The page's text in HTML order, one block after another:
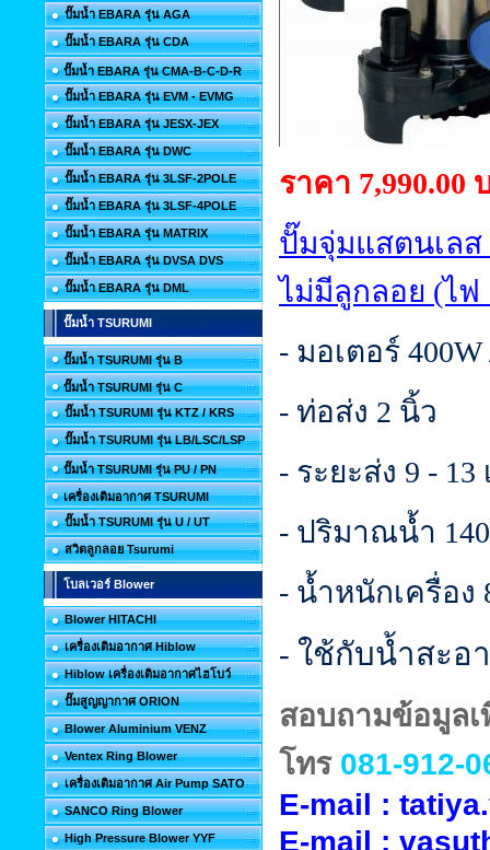
ปั๊มน้ำ EBARA รุ่น AGA
ปั๊มน้ำ EBARA รุ่น CDA
ปั๊มน้ำ EBARA รุ่น CMA-B-C-D-R
ปั๊มน้ำ EBARA รุ่น EVM - EVMG
ปั๊มน้ำ EBARA รุ่น JESX-JEX
ปั๊มน้ำ EBARA รุ่น DWC
ปั๊มน้ำ EBARA รุ่น 3LSF-2POLE
ปั๊มน้ำ EBARA รุ่น 3LSF-4POLE
ปั๊มน้ำ EBARA รุ่น MATRIX
ปั๊มน้ำ EBARA รุ่น DVSA DVS
ปั๊มน้ำ EBARA รุ่น DML
ปั๊มน้ำ TSURUMI
ปั๊มน้ำ TSURUMI รุ่น B
ปั๊มน้ำ TSURUMI รุ่น C
ปั๊มน้ำ TSURUMI รุ่น KTZ / KRS
ปั๊มน้ำ TSURUMI รุ่น LB/LSC/LSP
ปั๊มน้ำ TSURUMI รุ่น PU / PN
เครื่องเติมอากาศ TSURUMI
ปั๊มน้ำ TSURUMI รุ่น U / UT
สวิตลูกลอย Tsurumi
โบลเวอร์ Blower
Blower HITACHI
เครื่องเติมอากาศ Hiblow
Hiblow เครื่องเติมอากาศไฮโบว์
ปั๊มสูญญากาศ ORION
Blower Aluminium VENZ
Ventex Ring Blower
เครื่องเติมอากาศ Air Pump SATO
SANCO Ring Blower
High Pressure Blower YYF
ราคา 7,990.00
ปั๊มจุ่มแสตนเลส
ไม่มีลูกลอย (ไฟ
- มอเตอร์ 400W
- ท่อส่ง 2 นิ้ว
- ระยะส่ง 9 - 13
- ปริมาณน้ำ
- น้ำหนักเครื่อง
- ใช้กับน้ำสะอ
สอบถามข้อมูลเ
โทร 081-912-
E-mail :
E-mail :